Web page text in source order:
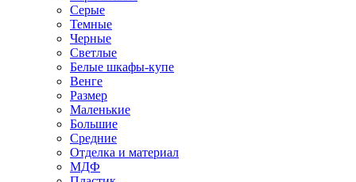
Серые
Темные
Черные
Светлые
Белые шкафы-купе
Венге
Размер
Маленькие
Большие
Средние
Отделка и материал
МДФ